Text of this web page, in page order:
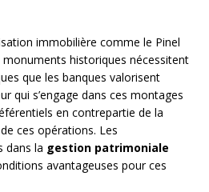
immobilière comme le Pinel
historiques nécessitent
que les banques valorisent
qui s’engage dans ces montages
en contrepartie de la
ces opérations. Les
dans la gestion patrimoniale
avantageuses pour ces